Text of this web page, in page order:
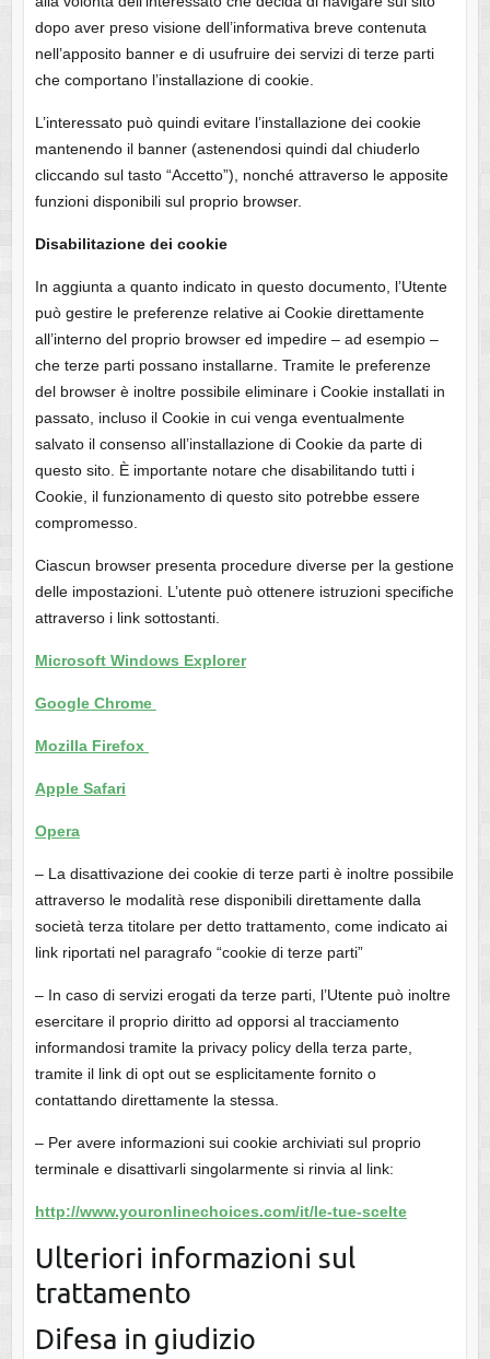
dopo aver preso visione dell’informativa breve contenuta
nell’apposito banner e di usufruire dei servizi di terze parti
che comportano l’installazione di cookie.
L’interessato può quindi evitare l’installazione dei cookie
mantenendo il banner (astenendosi quindi dal chiuderlo
cliccando sul tasto “Accetto”), nonché attraverso le apposite
funzioni disponibili sul proprio browser.
Disabilitazione dei cookie
In aggiunta a quanto indicato in questo documento, l’Utente
può gestire le preferenze relative ai Cookie direttamente
all’interno del proprio browser ed impedire – ad esempio –
che terze parti possano installarne. Tramite le preferenze
del browser è inoltre possibile eliminare i Cookie installati in
passato, incluso il Cookie in cui venga eventualmente
salvato il consenso all’installazione di Cookie da parte di
questo sito. È importante notare che disabilitando tutti i
Cookie, il funzionamento di questo sito potrebbe essere
compromesso.
Ciascun browser presenta procedure diverse per la gestione
delle impostazioni. L’utente può ottenere istruzioni specifiche
attraverso i link sottostanti.
Microsoft Windows Explorer
Google Chrome
Mozilla Firefox
Apple Safari
Opera
– La disattivazione dei cookie di terze parti è inoltre possibile
attraverso le modalità rese disponibili direttamente dalla
società terza titolare per detto trattamento, come indicato ai
link riportati nel paragrafo “cookie di terze parti”
– In caso di servizi erogati da terze parti, l’Utente può inoltre
esercitare il proprio diritto ad opporsi al tracciamento
informandosi tramite la privacy policy della terza parte,
tramite il link di opt out se esplicitamente fornito o
contattando direttamente la stessa.
– Per avere informazioni sui cookie archiviati sul proprio
terminale e disattivarli singolarmente si rinvia al link:
http://www.youronlinechoices.com/it/le-tue-scelte
Ulteriori informazioni sul
trattamento
Difesa in giudizio